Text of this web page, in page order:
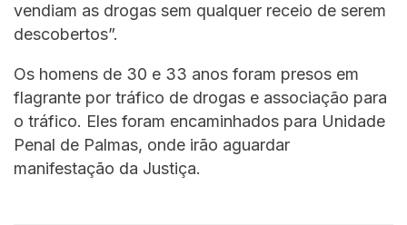
vendiam as drogas sem qualquer receio de serem
descobertos”.
Os homens de 30 e 33 anos foram presos em
flagrante por tráfico de drogas e associação para
o tráfico. Eles foram encaminhados para Unidade
Penal de Palmas, onde irão aguardar
manifestação da Justiça.